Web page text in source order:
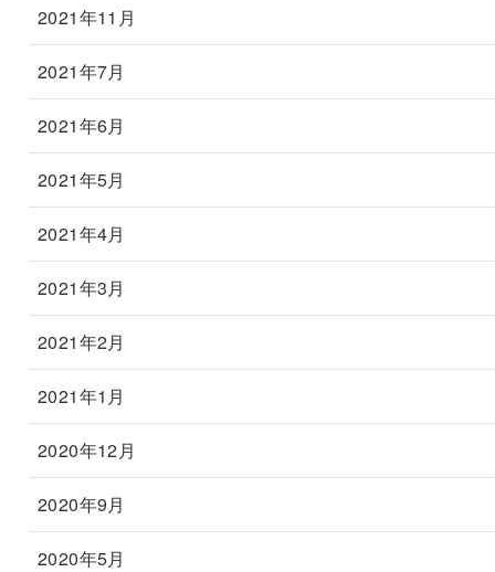
2021年11月
2021年7月
2021年6月
2021年5月
2021年4月
2021年3月
2021年2月
2021年1月
2020年12月
2020年9月
2020年5月